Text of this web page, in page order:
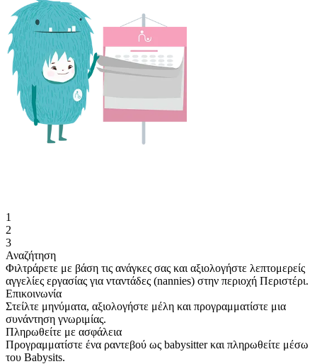
1
2
3
Αναζήτηση
Φιλτράρετε με βάση τις ανάγκες σας και αξιολογήστε λεπτομερείς
αγγελίες εργασίας για νταντάδες (nannies) στην περιοχή Περιστέρι.
Επικοινωνία
Στείλτε μηνύματα, αξιολογήστε μέλη και προγραμματίστε μια
συνάντηση γνωριμίας.
Πληρωθείτε με ασφάλεια
Προγραμματίστε ένα ραντεβού ως babysitter και πληρωθείτε μέσω
του Babysits.